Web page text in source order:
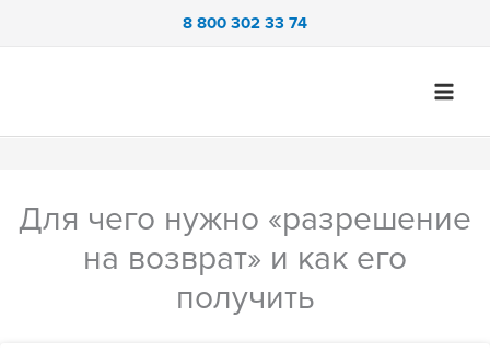
8 800 302 33 74
Для чего нужно «разрешение
на возврат» и как его
получить